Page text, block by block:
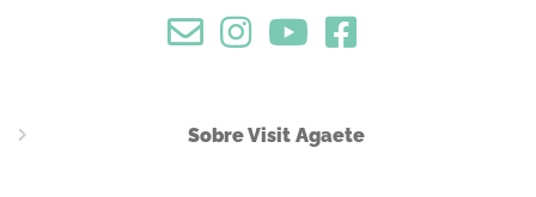
Sobre Visit Agaete